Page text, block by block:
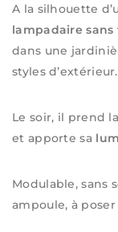
A la silhouette
lampadaire sans
dans une
styles d’extérieur.
Le soir, il prend
et apporte sa
Modulable, sans
ampoule, à